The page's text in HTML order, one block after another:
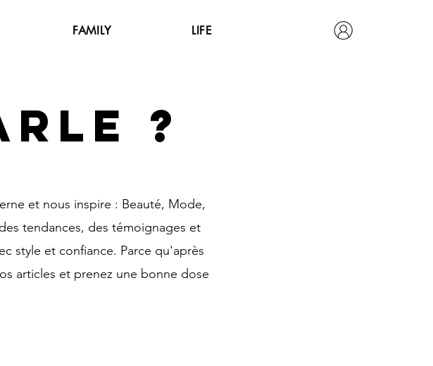
FAMILY LIFE
?
et nous inspire : Beauté, Mode,
tendances, des témoignages et
style et confiance. Parce qu'après
articles et prenez une bonne dose